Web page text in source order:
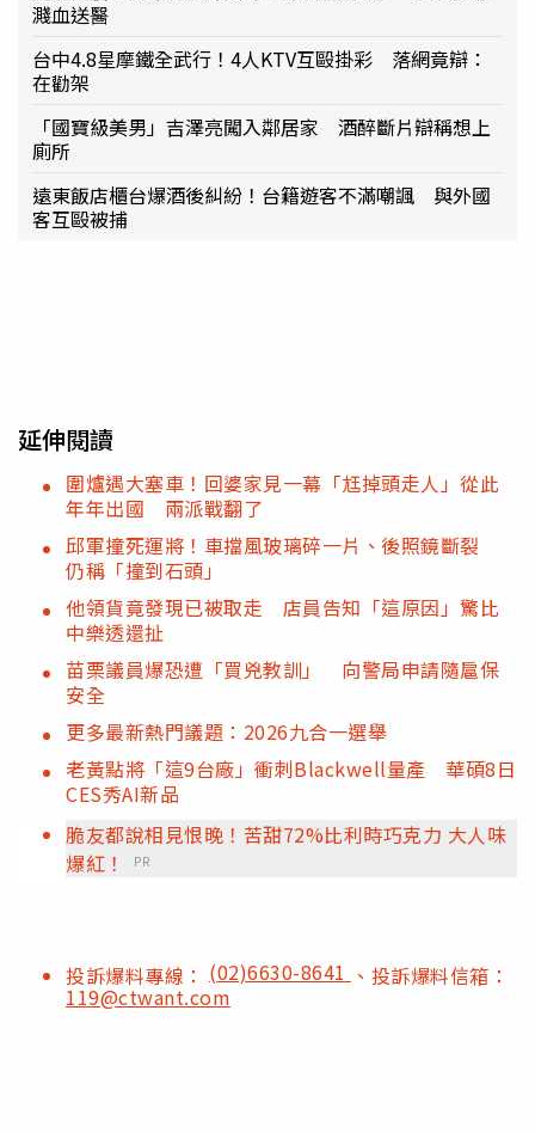
濺血送醫
台中4.8星摩鐵全武行！4人KTV互毆掛彩 落網竟辯：
在勸架
「國寶級美男」吉澤亮闖入鄰居家 酒醉斷片辯稱想上
廁所
遠東飯店櫃台爆酒後糾紛！台籍遊客不滿嘲諷 與外國
客互毆被捕
延伸閱讀
圍爐遇大塞車！回婆家見一幕「尪掉頭走人」從此
年年出國 兩派戰翻了
邱軍撞死運將！車擋風玻璃碎一片、後照鏡斷裂
仍稱「撞到石頭」
他領貨竟發現已被取走 店員告知「這原因」驚比
中樂透還扯
苗栗議員爆恐遭「買兇教訓」 向警局申請隨扈保
安全
更多最新熱門議題：2026九合一選舉
老黃點將「這9台廠」衝刺Blackwell量產 華碩8日
CES秀AI新品
脆友都說相見恨晚！苦甜72%比利時巧克力 大人味
爆紅！
PR
投訴爆料專線： (02)6630-8641 、投訴爆料信箱：
119@ctwant.com